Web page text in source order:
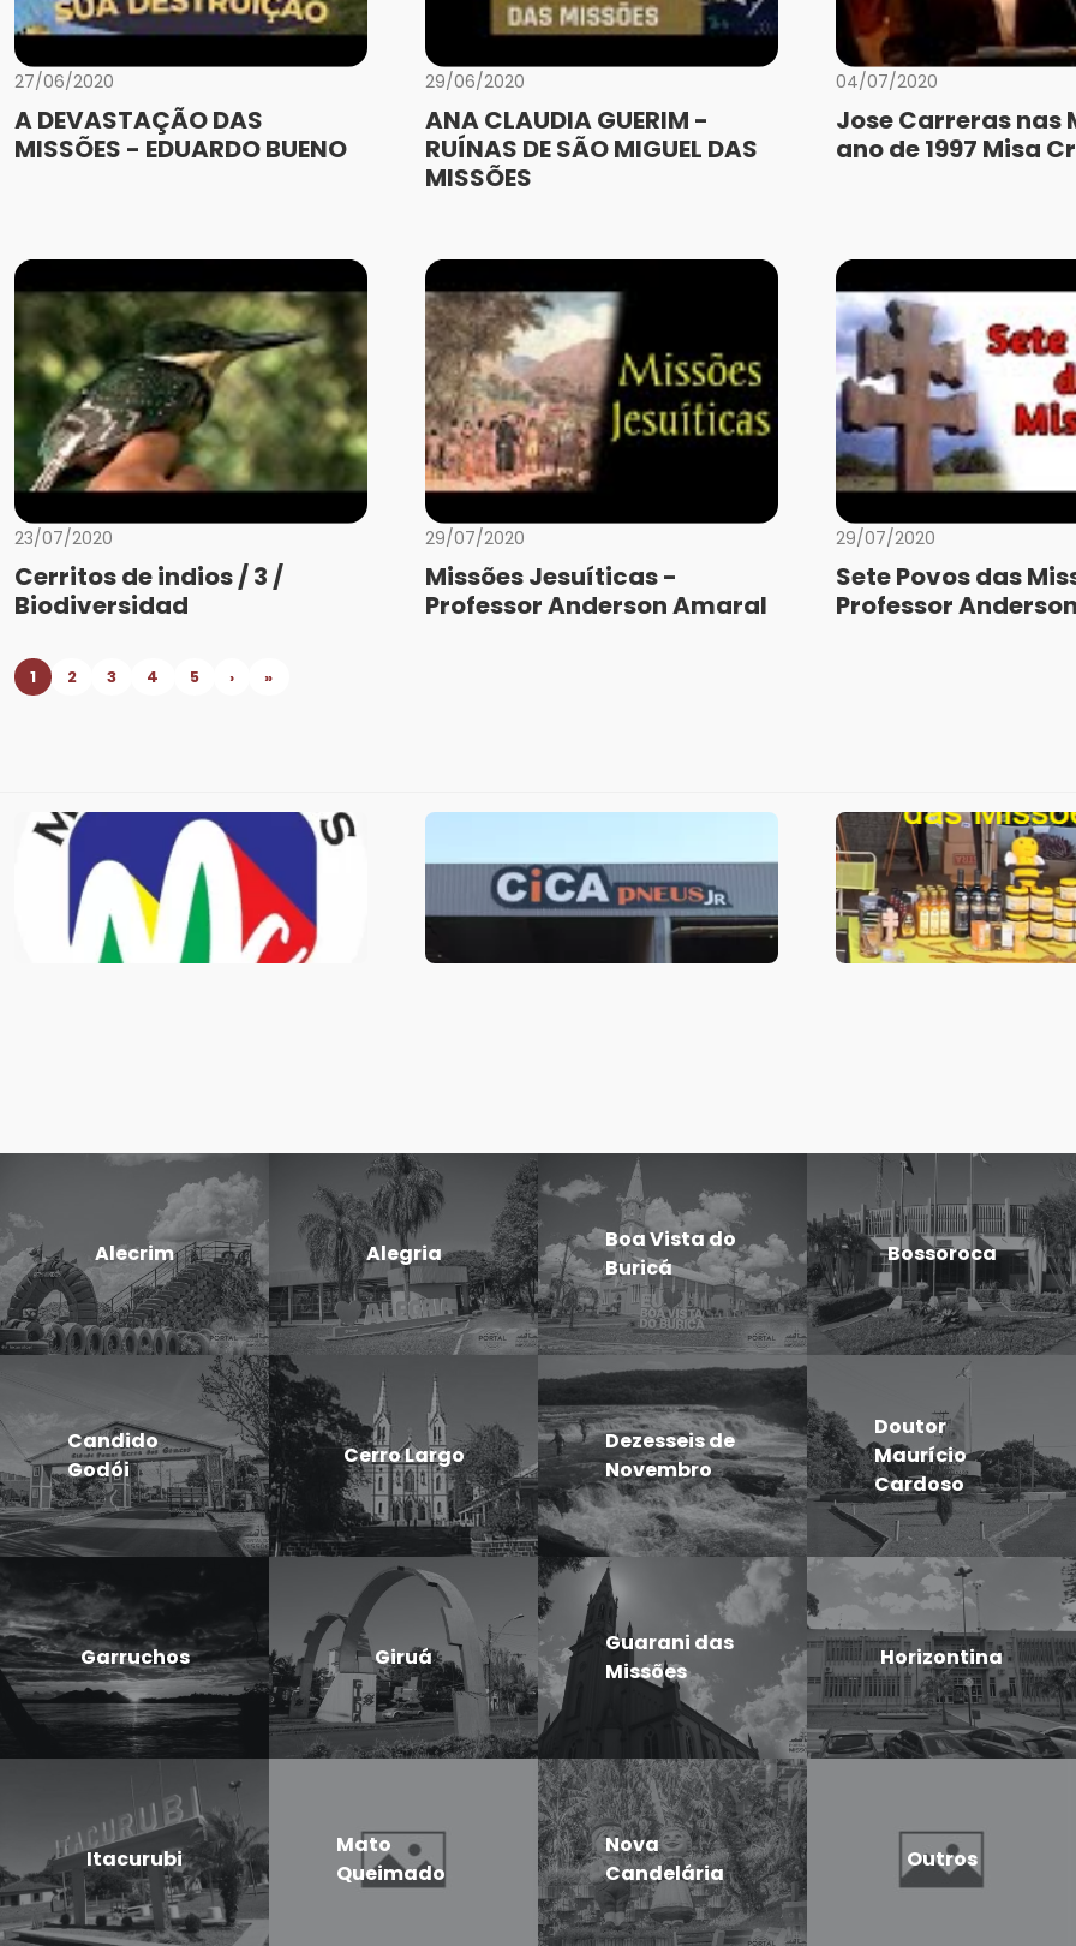
27/06/2020
A DEVASTAÇÃO DAS
MISSÕES - EDUARDO BUENO
29/06/2020
ANA CLAUDIA GUERIM -
RUÍNAS DE SÃO MIGUEL DAS
MISSÕES
04/07/2020
Jose Carreras nas
ano de 1997 Misa
23/07/2020
Cerritos de indios / 3 /
Biodiversidad
29/07/2020
Missões Jesuíticas -
Professor Anderson Amaral
29/07/2020
Sete Povos das
Professor
1 2 3 4 5 › »
Alecrim Alegria
Boa Vista do
Buricá
Bossoroca
Candido
Godói
Cerro Largo
Dezesseis de
Novembro
Doutor
Maurício
Cardoso
Garruchos Giruá
Guarani das
Missões
Horizontina
Itacurubi
Mato
Queimado
Nova
Candelária
Outros